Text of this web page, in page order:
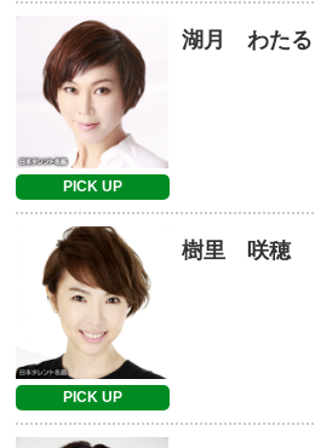
PICK UP
湖月 わたる
PICK UP
樹里 咲穂